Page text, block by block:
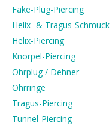
Fake-Plug-Piercing
Helix- & Tragus-Schmuck
Helix-Piercing
Knorpel-Piercing
Ohrplug / Dehner
Ohrringe
Tragus-Piercing
Tunnel-Piercing